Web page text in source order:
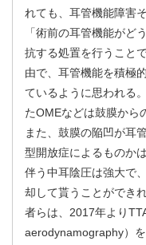
れても、耳管機能障害
「術前の耳管機能がど
抗する処置を行うこと
由で、耳管機能を積極
ているように思われる
たOMEなどは鼓膜から
また、鼓膜の陥凹が耳
型開放症によるものか
伴う中耳陰圧は強大で
却して貰うことができ
者らは、2017年より
aerodynamography）